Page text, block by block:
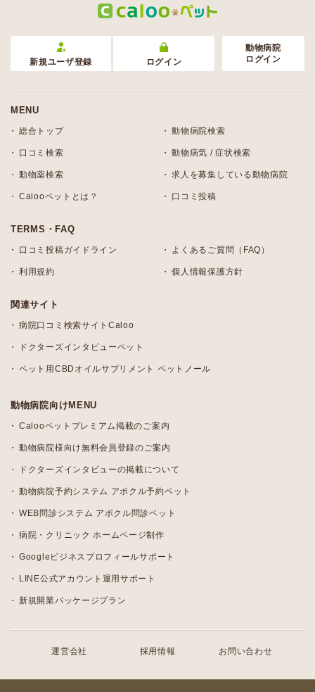
新規ユーザ登録 ログイン
動物病院
ログイン
MENU
総合トップ 動物病院検索
口コミ検索 動物病気 / 症状検索
動物薬検索 求人を募集している動物病院
Calooペットとは？ 口コミ投稿
TERMS・FAQ
口コミ投稿ガイドライン よくあるご質問（FAQ）
利用規約 個人情報保護方針
関連サイト
病院口コミ検索サイトCaloo
ドクターズインタビューペット
ペット用CBDオイルサプリメント ペットノール
動物病院向けMENU
Calooペットプレミアム掲載のご案内
動物病院様向け無料会員登録のご案内
ドクターズインタビューの掲載について
動物病院予約システム アポクル予約ペット
WEB問診システム アポクル問診ペット
病院・クリニック ホームページ制作
Googleビジネスプロフィールサポート
LINE公式アカウント運用サポート
新規開業パッケージプラン
運営会社 採用情報 お問い合わせ